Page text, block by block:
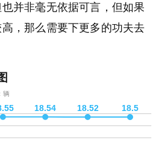
并非毫无依据可言，但如果
，那么需要下更多的功夫去
辆